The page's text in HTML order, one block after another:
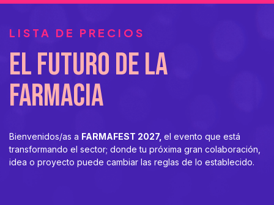
LISTA DE PRECIOS
EL FUTURO DE LA
FARMACIA
Bienvenidos/as a FARMAFEST 2027, el evento que está
transformando el sector; donde tu próxima gran colaboración,
idea o proyecto puede cambiar las reglas de lo establecido.